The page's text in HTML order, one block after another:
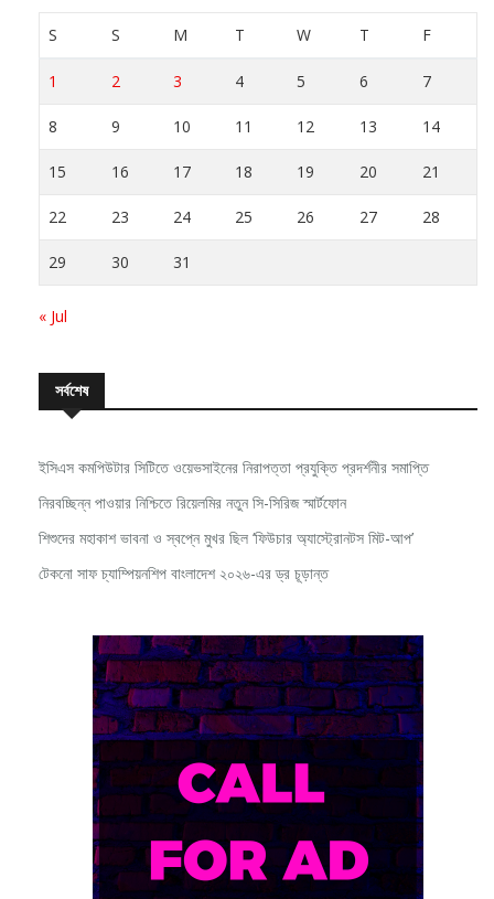
S S M T W T F
1 2 3 4 5 6 7
8 9 10 11 12 13 14
15 16 17 18 19 20 21
22 23 24 25 26 27 28
29 30 31
« Jul
সর্বশেষ
ইসিএস কমপিউটার সিটিতে ওয়েভসাইনের নিরাপত্তা প্রযুক্তি প্রদর্শনীর সমাপ্তি
নিরবচ্ছিন্ন পাওয়ার নিশ্চিতে রিয়েলমির নতুন সি-সিরিজ স্মার্টফোন
শিশুদের মহাকাশ ভাবনা ও স্বপ্নে মুখর ছিল ‘ফিউচার অ্যাস্ট্রোনটস মিট-আপ’
টেকনো সাফ চ্যাম্পিয়নশিপ বাংলাদেশ ২০২৬-এর ড্র চূড়ান্ত